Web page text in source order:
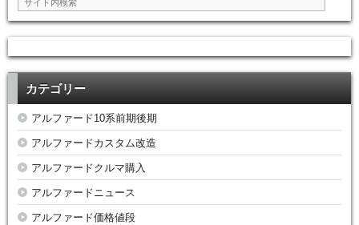
カテゴリー
アルファード10系前期後期
アルファードカスタム改造
アルファードクルマ購入
アルファードニュース
アルファード価格値段